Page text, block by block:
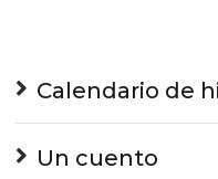
Calendario de
Un cuento